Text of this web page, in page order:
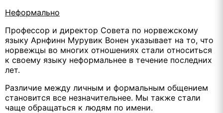
Неформально
Профессор и директор Совета по норвежскому
языку Арнфинн Мурувик Вонен указывает на то, что
норвежцы во многих отношениях стали относиться
к своему языку неформальнее в течение последних
лет.
Различие между личным и формальным общением
становится все незначительнее. Мы также стали
чаще обращаться к людям по имени.